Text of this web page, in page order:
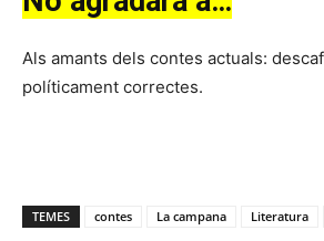
Als amants dels contes actuals:
políticament correctes.
TEMES contes La campana Literatura